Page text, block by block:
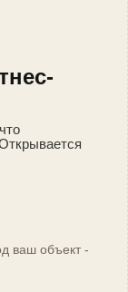
ваш объект -